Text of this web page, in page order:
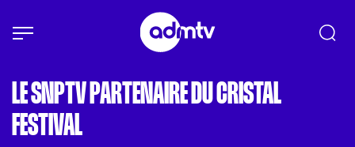
Aller au contenu principal
LE SNPTV PARTENAIRE DU CRISTAL
FESTIVAL
Panneau de gestion des cookies